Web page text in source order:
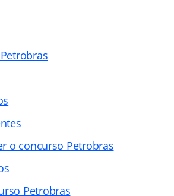
o concurso Petrobras
Petrobras